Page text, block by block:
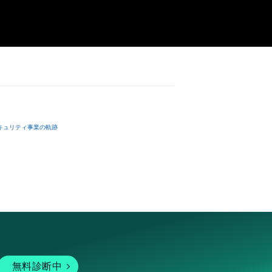
ュリティ事業の軌跡
無料診断中